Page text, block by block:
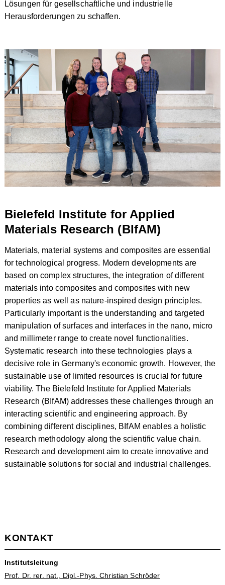
Lösungen für gesellschaftliche und industrielle
Herausforderungen zu schaffen.
Bielefeld Institute for Applied
Materials Research (BIfAM)
Materials, material systems and composites are essential
for technological progress. Modern developments are
based on complex structures, the integration of different
materials into composites and composites with new
properties as well as nature-inspired design principles.
Particularly important is the understanding and targeted
manipulation of surfaces and interfaces in the nano, micro
and millimeter range to create novel functionalities.
Systematic research into these technologies plays a
decisive role in Germany's economic growth. However, the
sustainable use of limited resources is crucial for future
viability. The Bielefeld Institute for Applied Materials
Research (BIfAM) addresses these challenges through an
interacting scientific and engineering approach. By
combining different disciplines, BIfAM enables a holistic
research methodology along the scientific value chain.
Research and development aim to create innovative and
sustainable solutions for social and industrial challenges.
KONTAKT
Institutsleitung
Prof. Dr. rer. nat., Dipl.-Phys. Christian Schröder